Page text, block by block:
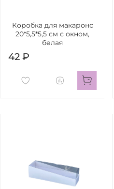
Коробка для макаронс
20*5,5*5,5 см с окном,
белая
42 ₽